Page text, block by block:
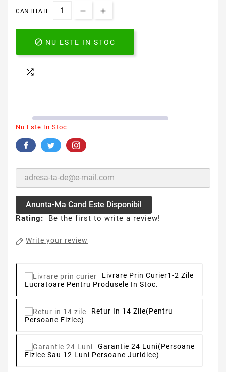
CANTITATE
 NU ESTE IN STOC

Nu Este In Stoc
Anunta-Ma Cand Este Disponibil
Rating: Be the first to write a review!
Write your review
Livrare Prin Curier1-2 Zile
Lucratoare Pentru Produsele In Stoc.
Retur In 14 Zile(pentru
Persoane Fizice)
Garantie 24 Luni(persoane
Fizice Sau 12 Luni Persoane Juridice)